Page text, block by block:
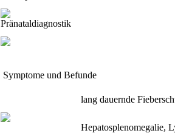
Pränataldiagnostik
Symptome und Befunde
lang dauernde
Hepatosplenomegalie,